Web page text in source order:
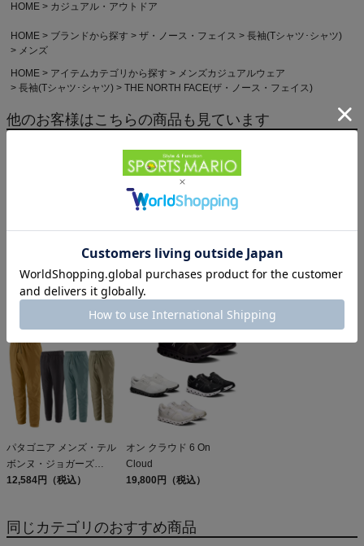
HOME カジュアル・アウトドア
HOME ブランドから探す ザ・ノース・フェイス
長袖(Tシャツ･シャツ)
メンズ
HOME
アイテムカテゴリから探す
メンズカジュアルウェア
長袖(Tシャツ･シャツ)
THE NORTH FACE(ザ・ノース・フェイス)
他のお客様はこちらの商品も見ています
コロンビア ロマ ビスタ
フーディー カジュアル
ウェア アウター 防寒 ジ
Vista(TM) Hoodie アウト
レット セール
12,320円（税込）
パタゴニア スリーブレ
ス・キャプリーン・クー
ル・デイリー・シャツ
Patagonia Sleeveless
5,610円（税込）
パタゴニア レフュジオ・
PATAGONIA REFUGIO
DAY PACK 47914
15,950円（税込）
パタゴニア メンズ・テル
ボンヌ・ジョガーズ
PATAGONIA MS
12,584円（税込）
オン クラウド 6 On
Cloud
19,800円（税込）
同じカテゴリのおすすめ商品